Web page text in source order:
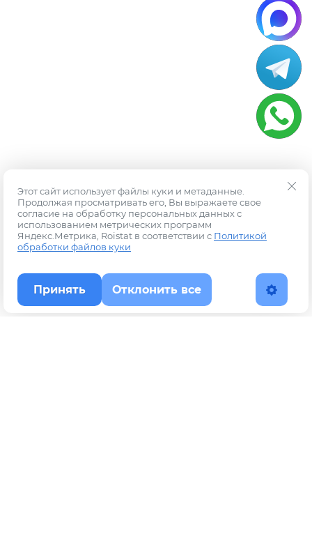
Этот сайт использует файлы куки и метаданные.
Продолжая просматривать его, Вы выражаете свое
согласие на обработку персональных данных с
использованием метрических программ
Яндекс.Метрика, Roistat в соответствии с Политикой
обработки файлов куки
Принять Отклонить все